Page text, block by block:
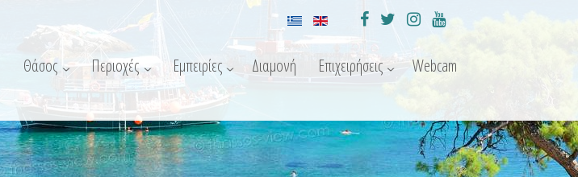
Θάσος Περιοχές Εμπειρίες Διαμονή Επιχειρήσεις Webcam